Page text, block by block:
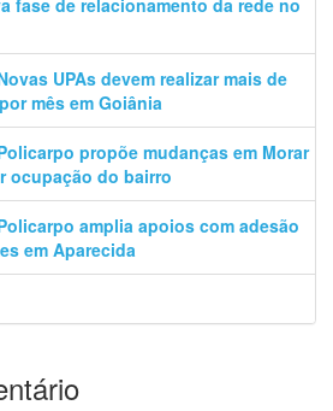
fase de relacionamento da rede no
UPAs devem realizar mais de
mês em Goiânia
propõe mudanças em Morar
ocupação do bairro
amplia apoios com adesão
em Aparecida